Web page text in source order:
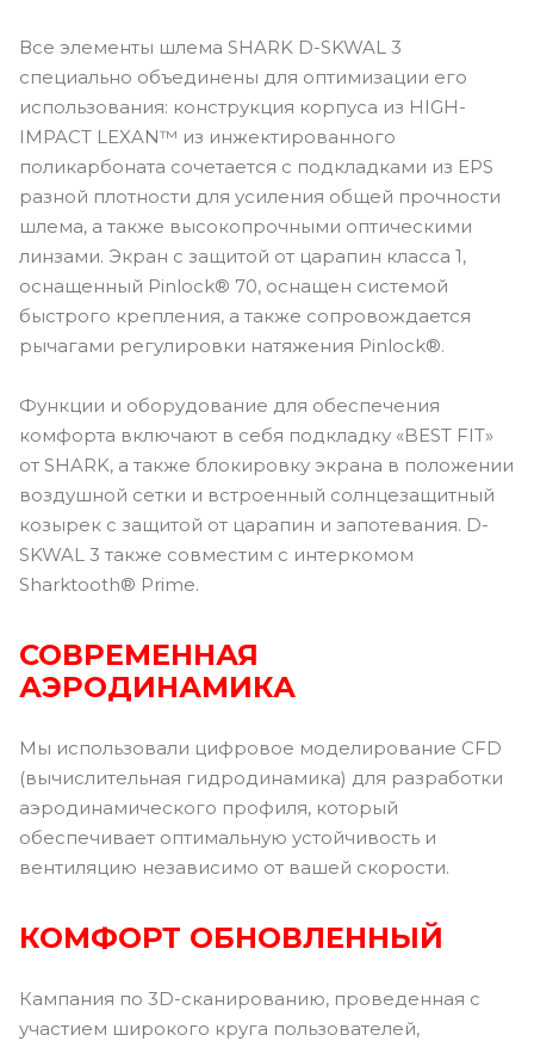
Все элементы шлема SHARK D-SKWAL 3
специально объединены для оптимизации его
использования: конструкция корпуса из HIGH-
IMPACT LEXAN™ из инжектированного
поликарбоната сочетается с подкладками из EPS
разной плотности для усиления общей прочности
шлема, а также высокопрочными оптическими
линзами. Экран с защитой от царапин класса 1,
оснащенный Pinlock® 70, оснащен системой
быстрого крепления, а также сопровождается
рычагами регулировки натяжения Pinlock®.
Функции и оборудование для обеспечения
комфорта включают в себя подкладку «BEST FIT»
от SHARK, а также блокировку экрана в положении
воздушной сетки и встроенный солнцезащитный
козырек с защитой от царапин и запотевания. D-
SKWAL 3 также совместим с интеркомом
Sharktooth® Prime.
СОВРЕМЕННАЯ
АЭРОДИНАМИКА
Мы использовали цифровое моделирование CFD
(вычислительная гидродинамика) для разработки
аэродинамического профиля, который
обеспечивает оптимальную устойчивость и
вентиляцию независимо от вашей скорости.
КОМФОРТ ОБНОВЛЕННЫЙ
Кампания по 3D-сканированию, проведенная с
участием широкого круга пользователей,